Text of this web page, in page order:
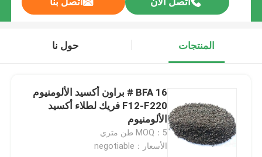
المنتجات حول نا
BFA 16 # براون أكسيد الألومنيوم
F12-F220 فريك لطلاء أكسيد
الألومنيوم
MOQ：5 طن متري
الأسعار：negotiable